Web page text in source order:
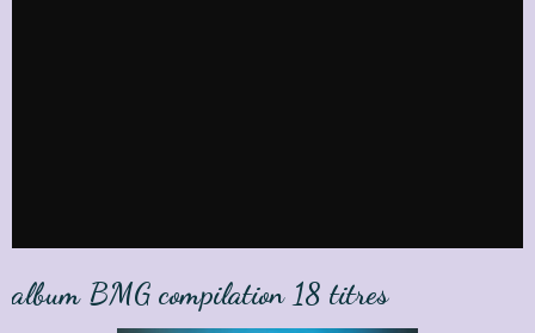
album BMG compilation 18 titres